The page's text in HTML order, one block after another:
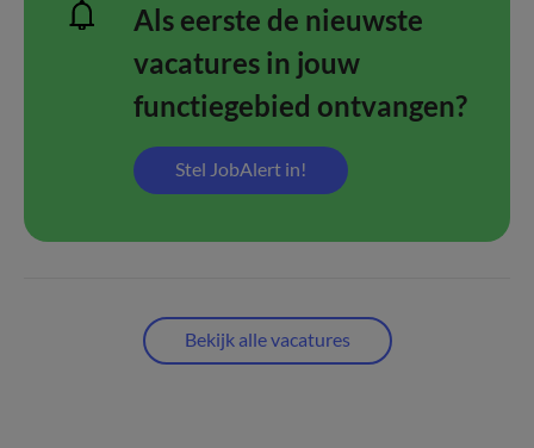
Als eerste de nieuwste
vacatures in jouw
functiegebied ontvangen?
Stel JobAlert in!
Bekijk alle vacatures